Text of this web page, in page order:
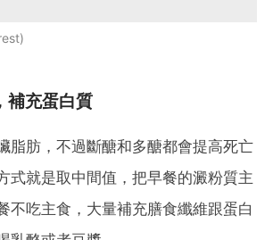
補充蛋白質
脂肪，不過斷醣和多醣都會提高死亡
式就是取中間值，把早餐的澱粉質主
不吃主食，大量補充膳食纖維跟蛋白